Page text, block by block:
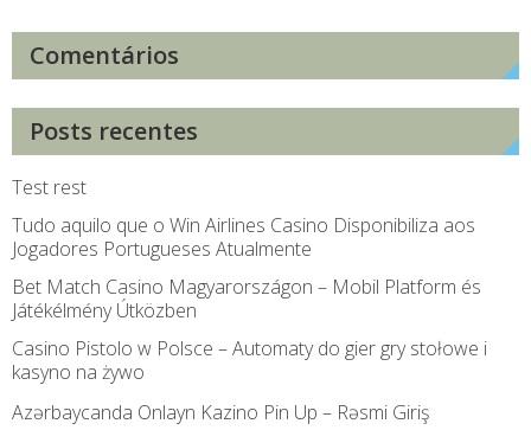
Comentários
Posts recentes
Test rest
Tudo aquilo que o Win Airlines Casino Disponibiliza aos
Jogadores Portugueses Atualmente
Bet Match Casino Magyarországon – Mobil Platform és
Játékélmény Útközben
Casino Pistolo w Polsce – Automaty do gier gry stołowe i
kasyno na żywo
Azərbaycanda Onlayn Kazino Pin Up – Rəsmi Giriş